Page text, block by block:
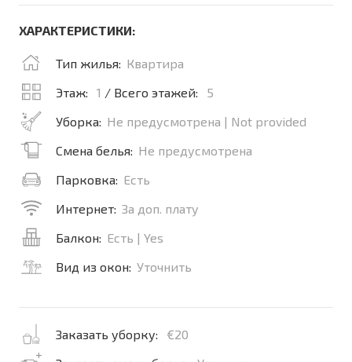
ХАРАКТЕРИСТИКИ:
Тип жилья: Квартира
Этаж:
1 / Всего этажей:
5
Уборка: Не предусмотрена | Not provided
Смена белья: Не предусмотрена
Парковка: Есть
Интернет: За доп. плату
Балкон: Есть | Yes
Вид из окон: Уточнить
Заказать уборку:
€20